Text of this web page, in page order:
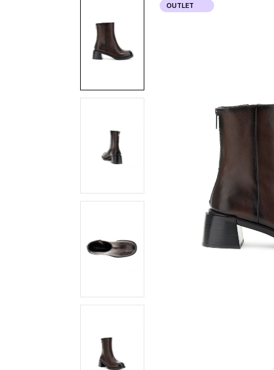
fine
della
galleria
immagini
OUTLET